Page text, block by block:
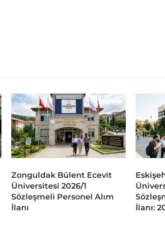
Zonguldak Bülent Ecevit
Üniversitesi 2026/1
Sözleşmeli Personel Alım
İlanı
İlanı: